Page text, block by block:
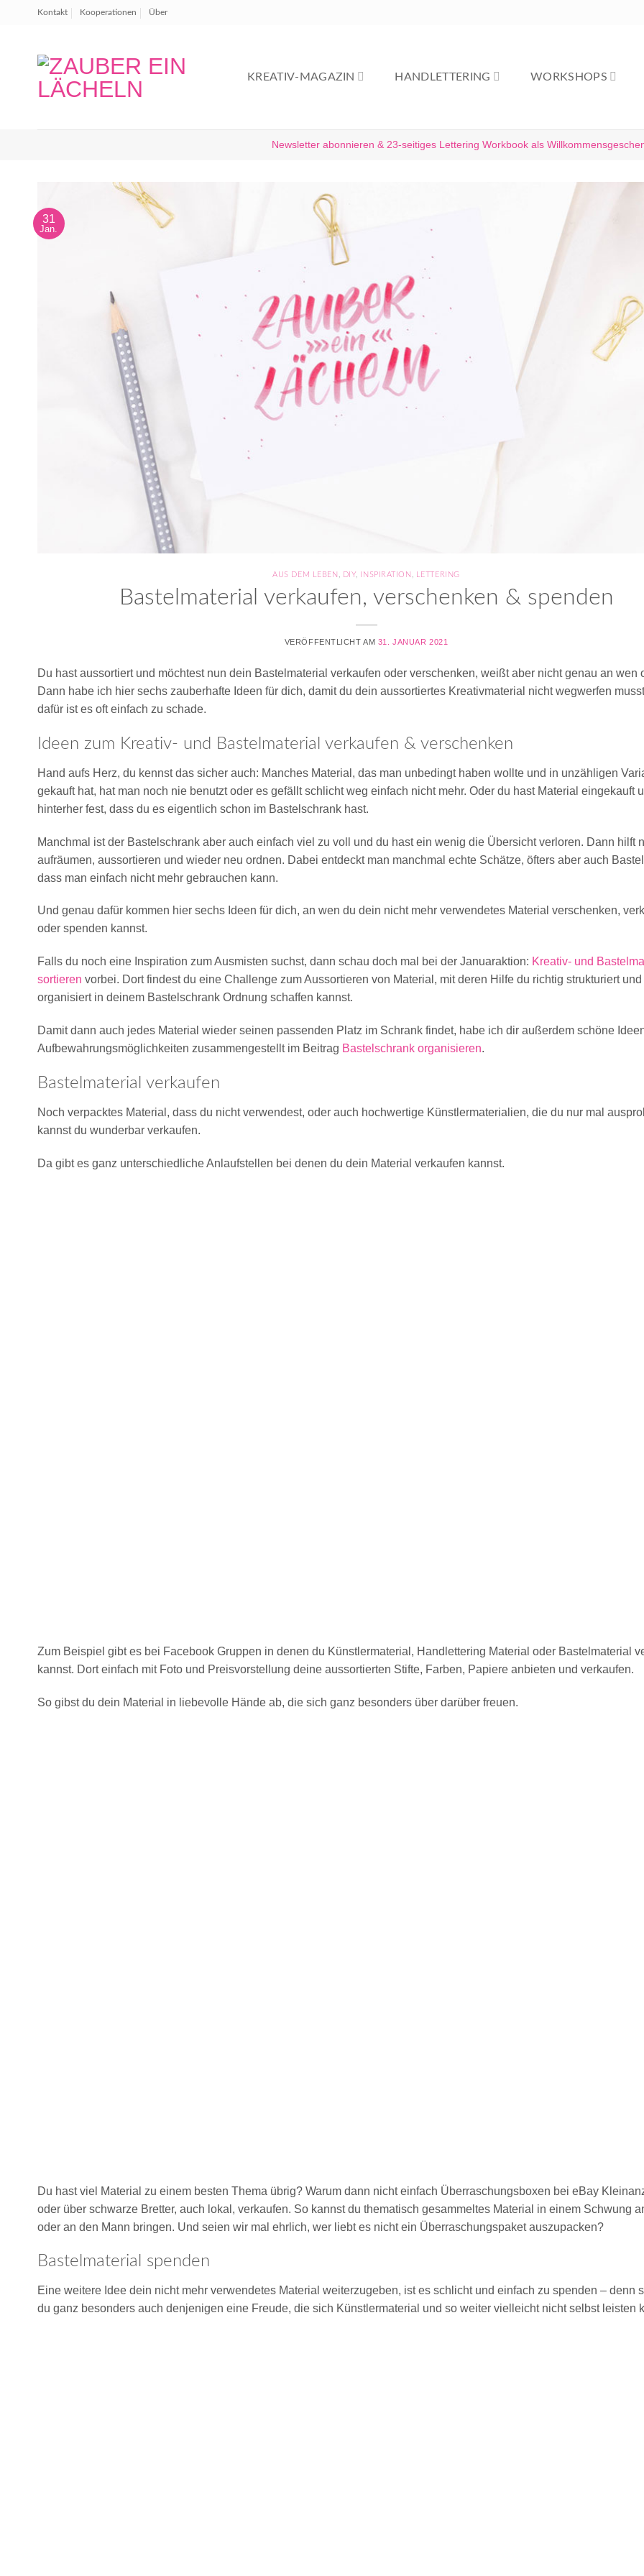
Kontakt Kooperationen Über
KREATIV-MAGAZIN HANDLETTERING WORKSHOPS
Newsletter abonnieren & 23-seitiges Lettering Workbook als
31
Jan.
AUS DEM LEBEN , DIY, INSPIRATION , LETTERING
Bastelmaterial verkaufen, verschenken & spenden
VERÖFFENTLICHT AM 31. JANUAR 2021
Du hast aussortiert und möchtest nun dein Bastelmaterial verkaufen oder verschenken, weißt aber nicht genau an wen
Dann habe ich hier sechs zauberhafte Ideen für dich, damit du dein aussortiertes Kreativmaterial nicht wegwerfen
dafür ist es oft einfach zu schade.
Ideen zum Kreativ- und Bastelmaterial verkaufen & verschenken
Hand aufs Herz, du kennst das sicher auch: Manches Material, das man unbedingt haben wollte und in unzähligen
gekauft hat, hat man noch nie benutzt oder es gefällt schlicht weg einfach nicht mehr. Oder du hast Material eingekauft
hinterher fest, dass du es eigentlich schon im Bastelschrank hast.
Manchmal ist der Bastelschrank aber auch einfach viel zu voll und du hast ein wenig die Übersicht verloren. Dann hilft
aufräumen, aussortieren und wieder neu ordnen. Dabei entdeckt man manchmal echte Schätze, öfters aber auch
dass man einfach nicht mehr gebrauchen kann.
Und genau dafür kommen hier sechs Ideen für dich, an wen du dein nicht mehr verwendetes Material verschenken,
oder spenden kannst.
Falls du noch eine Inspiration zum Ausmisten suchst, dann schau doch mal bei der Januaraktion: Kreativ- und
sortieren vorbei. Dort findest du eine Challenge zum Aussortieren von Material, mit deren Hilfe du richtig strukturiert und
organisiert in deinem Bastelschrank Ordnung schaffen kannst.
Damit dann auch jedes Material wieder seinen passenden Platz im Schrank findet, habe ich dir außerdem schöne
Aufbewahrungsmöglichkeiten zusammengestellt im Beitrag Bastelschrank organisieren.
Bastelmaterial verkaufen
Noch verpacktes Material, dass du nicht verwendest, oder auch hochwertige Künstlermaterialien, die du nur mal
kannst du wunderbar verkaufen.
Da gibt es ganz unterschiedliche Anlaufstellen bei denen du dein Material verkaufen kannst.
Zum Beispiel gibt es bei Facebook Gruppen in denen du Künstlermaterial, Handlettering Material oder Bastelmaterial
kannst. Dort einfach mit Foto und Preisvorstellung deine aussortierten Stifte, Farben, Papiere anbieten und verkaufen.
So gibst du dein Material in liebevolle Hände ab, die sich ganz besonders über darüber freuen.
Du hast viel Material zu einem besten Thema übrig? Warum dann nicht einfach Überraschungsboxen bei eBay
oder über schwarze Bretter, auch lokal, verkaufen. So kannst du thematisch gesammeltes Material in einem Schwung
oder an den Mann bringen. Und seien wir mal ehrlich, wer liebt es nicht ein Überraschungspaket auszupacken?
Bastelmaterial spenden
Eine weitere Idee dein nicht mehr verwendetes Material weiterzugeben, ist es schlicht und einfach zu spenden – denn
du ganz besonders auch denjenigen eine Freude, die sich Künstlermaterial und so weiter vielleicht nicht selbst leisten